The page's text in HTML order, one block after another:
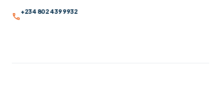
call +234 802 439 9932